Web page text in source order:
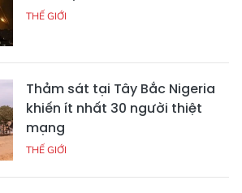
THẾ GIỚI
Thảm sát tại Tây Bắc Nigeria
khiến ít nhất 30 người thiệt
mạng
THẾ GIỚI